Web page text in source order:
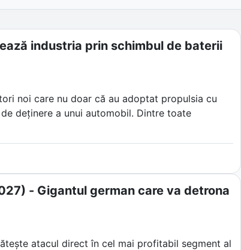
industria prin schimbul de baterii
noi care nu doar că au adoptat propulsia cu
deținere a unui automobil. Dintre toate
nu s-a mulțumit doar să construiască
automatizate de baterii, asistenți
- Gigantul german care va detrona
atacul direct în cel mai profitabil segment al